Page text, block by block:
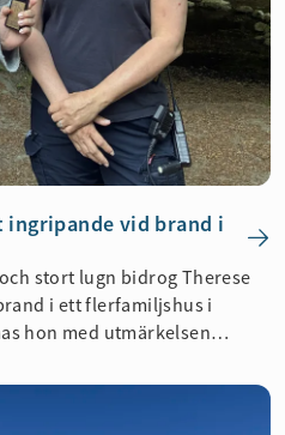
ingripande vid brand i
stort lugn bidrog Therese
i ett flerfamiljshus i
hon med utmärkelsen